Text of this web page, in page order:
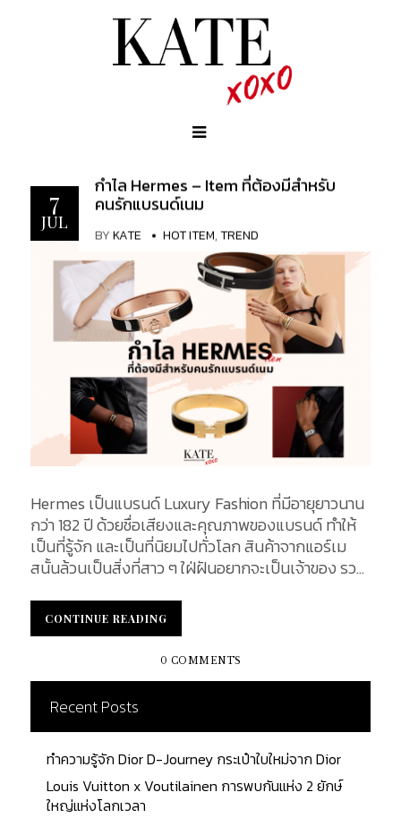
7
JUL
กำไล Hermes – Item ที่ต้องมีสำหรับ
คนรักแบรนด์เนม
BYKATE HOT ITEM, TREND
Hermes เป็นแบรนด์ Luxury Fashion ที่มีอายุยาวนาน
กว่า 182 ปี ด้วยชื่อเสียงและคุณภาพของแบรนด์ ทำให้
เป็นที่รู้จัก และเป็นที่นิยมไปทั่วโลก สินค้าจากแอร์เม
สนั้นล้วนเป็นสิ่งที่สาว ๆ ใฝ่ฝันอยากจะเป็นเจ้าของ รวม
หรูหรา เมื่อสวมใส่แล้วช่วยเพิ่มความโดดเด่นและเพิ่ม
สีสันให้กับเสื้อผ้าของคุณได้เป็นอย่างดี ซึ่งจะช่วยทำให้
การแต่งตัวของคุณดูไม่น่าเบื่ออีกต่อไป...
CONTINUE READING
CONTINUE READING
0 COMMENTS
Recent Posts
ทำความรู้จัก Dior D-Journey กระเป๋าใบใหม่จาก Dior
Louis Vuitton x Voutilainen การพบกันแห่ง 2 ยักษ์
ใหญ่แห่งโลกเวลา